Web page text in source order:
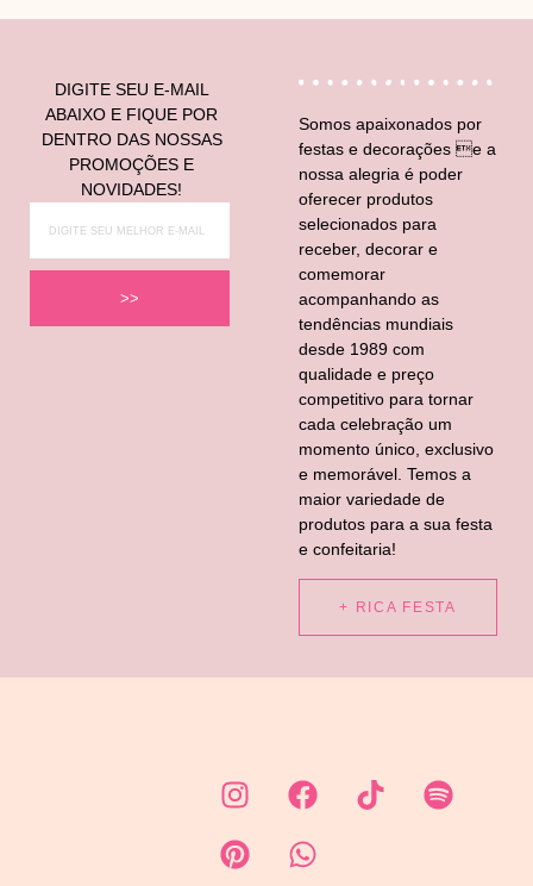
DIGITE SEU E-MAIL
ABAIXO E FIQUE POR
DENTRO DAS NOSSAS
PROMOÇÕES E
NOVIDADES!
>>
Somos apaixonados por
festas e decorações e a
nossa alegria é poder
oferecer produtos
selecionados para
receber, decorar e
comemorar
acompanhando as
tendências mundiais
desde 1989 com
qualidade e preço
competitivo para tornar
cada celebração um
momento único, exclusivo
e memorável. Temos a
maior variedade de
produtos para a sua festa
e confeitaria!
+ RICA FESTA